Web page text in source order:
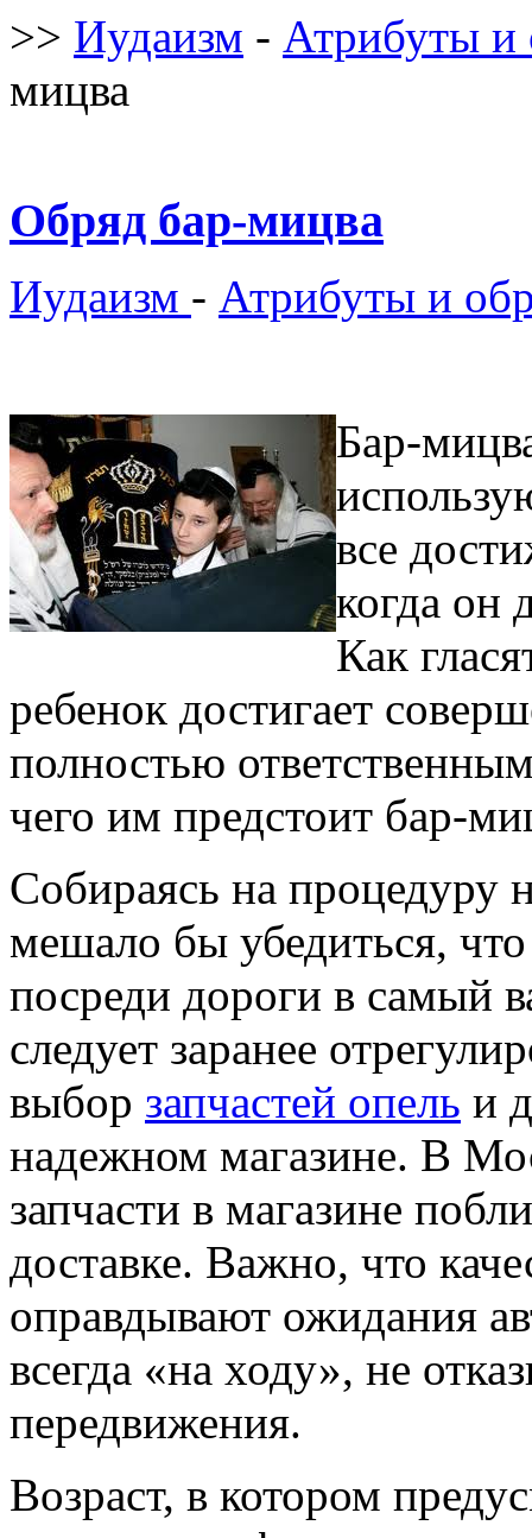
>> Иудаизм - Атрибуты и
мицва
Обряд бар-мицва
Иудаизм - Атрибуты и
Бар-
все
когда он
Как
ребенок достигает
полностью
чего им предстоит бар-
Собираясь на процедуру
мешало бы убедиться,
посреди дороги в самый
следует заранее
выбор запчастей опель и
надежном магазине. В
запчасти в магазине
доставке. Важно, что
оправдывают ожидания
всегда «на ходу», не
передвижения.
Возраст, в котором